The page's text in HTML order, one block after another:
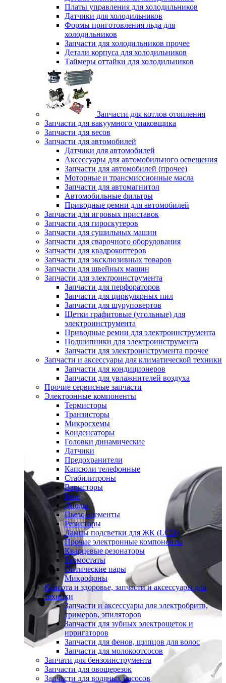
Платы управления для холодильников
Датчики для холодильников
Формы приготовления льда для
холодильников
Запчасти для холодильников прочее
Детали корпуса для холодильников
Таймеры оттайки для холодильников
Запчасти для котлов отопления
Запчасти для вакуумного упаковщика
Запчасти для весов
Запчасти для автомобилей
Датчики для автомобилей
Аксессуары для автомобильного освещения
Запчасти для автомобилей (прочее)
Моторные и трансмиссионные масла
Запчасти для автомагнитол
Автомобильные фильтры
Приводные ремни для автомобилей
Запчасти для игровых приставок
Запчасти для гироскутеров
Запчасти для сушильных машин
Запчасти для сварочного оборудования
Запчасти для квадрокоптеров
Запчасти для эксклюзивных товаров
Запчасти для швейных машин
Запчасти для электроинструмента
Запчасти для перфораторов
Запчасти для циркулярных пил
Запчасти для шуруповертов
Щетки графитовые (угольные) для
электроинструмента
Приводные ремни для электроинструмента
Подшипники для электроинструмента
Запчасти для электроинструмента прочее
Запчасти и аксессуары для климатической техники
Запчасти для кондиционеров
Запчасти для увлажнителей воздуха
Прочие сервисные запчасти
Электронные компоненты
Термисторы
Транзисторы
Микросхемы
Конденсаторы
Головки динамические
Датчики
Предохранители
Капсюли телефонные
Стабилитроны
Варисторы
Реле
Диоды
Пьезо элементы
Резисторы
Лампы подсветки для ЖК (LCD)
Прочие электронные компоненты
Кварцевые резонаторы
Термостаты
Оптические пары
Микрофоны
Красота и здоровье, запчасти и аксессуары для
техники
Запчасти и аксессуары для электробритв,
тримеров, эпиляторов
Запчасти для зубных электрощеток и
ирригаторов
Запчасти для фенов, щипцов для волос
Запчасти для молокоотсосов
Запчати для бензоинструмента
Запчасти для овощерезок
Запчасти для водяных насосов